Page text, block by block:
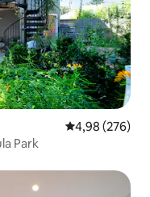
Gemiddelde
4,98 (276)
Park